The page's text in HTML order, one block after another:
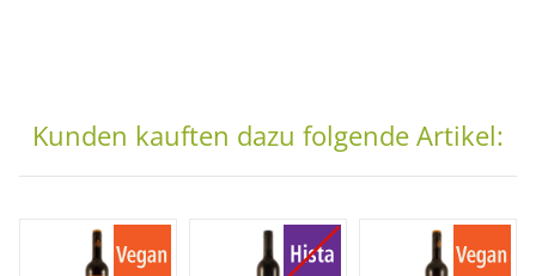
Kunden kauften dazu folgende Artikel: